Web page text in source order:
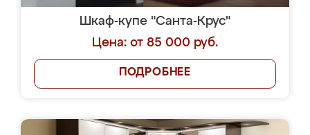
Шкаф-купе "Санта-Крус"
Цена: от 85 000 руб.
ПОДРОБНЕЕ